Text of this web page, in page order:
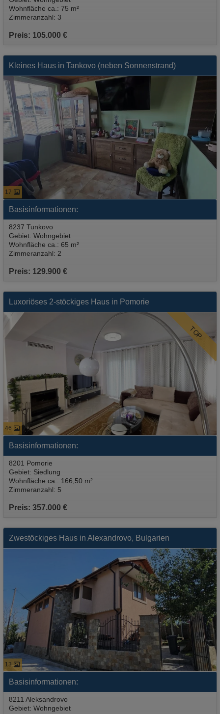
Preis: 105.000 €
Wohnfläche ca.: 75 m²
Zimmeranzahl: 3
Kleines Haus in Tankovo (neben Sonnenstrand)
17
Basisinformationen:
8237 Tunkovo
Gebiet: Wohngebiet
Preis: 129.900 €
Wohnfläche ca.: 65 m²
Zimmeranzahl: 2
Luxoriöses 2-stöckiges Haus in Pomorie
46
TOP
Basisinformationen:
8201 Pomorie
Gebiet: Siedlung
Preis: 357.000 €
Wohnfläche ca.: 166,50 m²
Zimmeranzahl: 5
Zwestöckiges Haus in Alexandrovo, Bulgarien
13
Basisinformationen:
8211 Aleksandrovo
Gebiet: Wohngebiet